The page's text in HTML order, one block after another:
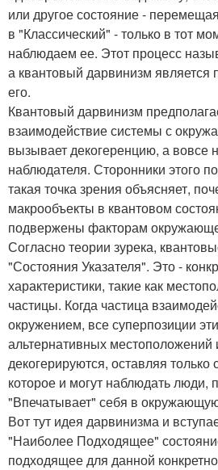
или другое состояние -
в "Классический" - только в тот
наблюдаем ее. Этот процесс
а квантовый дарвинизм является
его.
Квантовый дарвинизм
взаимодействие системы с
вызывает декогеренцию, а вовсе
наблюдателя. Сторонники этого
такая точка зрения объясняет,
макрообъекты в квантовом
подвержены факторам
Согласно теории зурека,
"Состояния Указателя". Это -
характеристики, такие как
частицы. Когда частица
окружением, все суперпозиции
альтернативных местоположений
декогерируются, оставляя только
которое и могут наблюдать люди,
"Впечатывает" себя в
Вот тут идея дарвинизма и
"Наиболее Подходящее"
подходящее для данной